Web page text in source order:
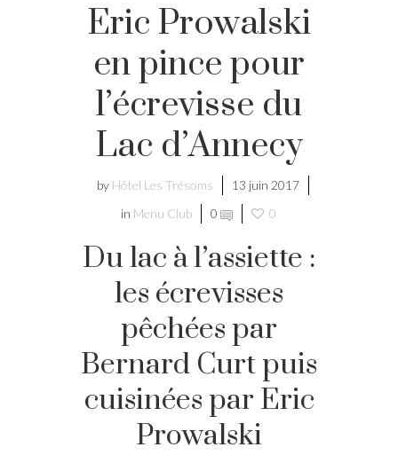
Eric Prowalski
en pince pour
l’écrevisse du
Lac d’Annecy
by Hôtel Les Trésoms
13 juin 2017
in Menu Club 0 0
Du lac à l’assiette :
les écrevisses
pêchées par
Bernard Curt puis
cuisinées par Eric
Prowalski